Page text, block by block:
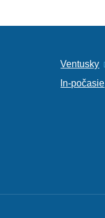
Ventusky
In-počasie